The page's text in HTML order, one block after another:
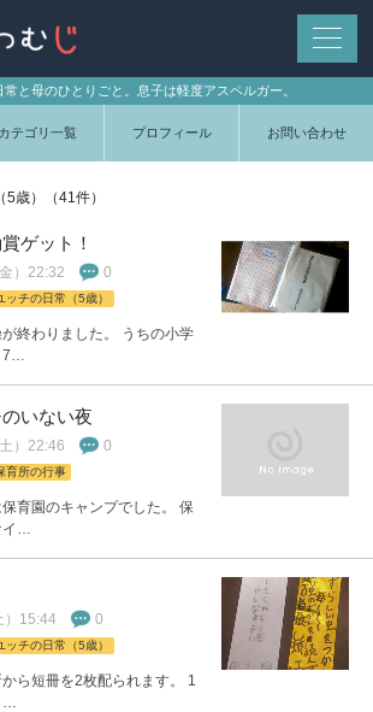
常と母のひとりごと。息子は軽度アスペルガー。
カテゴリ一覧 プロフィール お問い合わせ
歳）（41件）
ゲット！
金）22:32 0
ッチの日常（5歳）
終わりました。 うちの小学
7…
いない夜
土）22:46 0
育所の行事
育園のキャンプでした。 保
イ…
）15:44 0
ッチの日常（5歳）
ら短冊を2枚配られます。 1
…